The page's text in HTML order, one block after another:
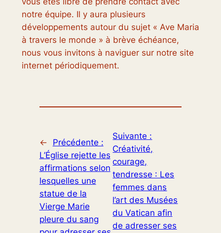
notre équipe. Il y aura plusieurs
développements autour du sujet « Ave Maria
à travers le monde » à brève échéance,
nous vous invitons à naviguer sur notre site
internet périodiquement.
←
Précédente :
L’Église rejette les
affirmations selon
lesquelles une
statue de la
Vierge Marie
pleure du sang
Suivante :
Créativité,
courage,
tendresse : Les
femmes dans
l’art des Musées
du Vatican afin
de adresser ses